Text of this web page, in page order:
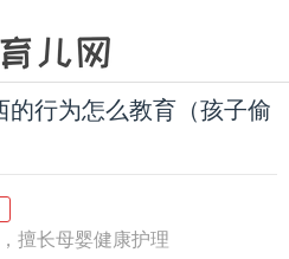
的行为怎么教育（孩子偷
擅长母婴健康护理